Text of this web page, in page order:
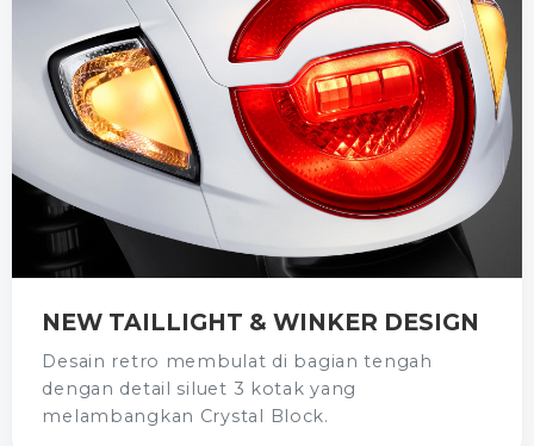
NEW TAILLIGHT & WINKER DESIGN
Desain retro membulat di bagian tengah
dengan detail siluet 3 kotak yang
melambangkan Crystal Block.